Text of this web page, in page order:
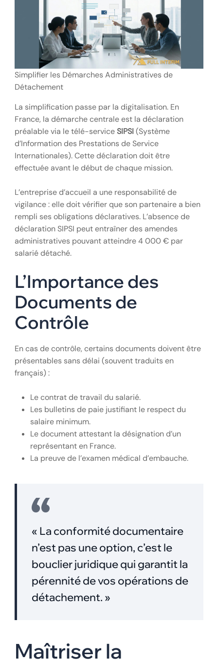
Simplifier les Démarches Administratives de
Détachement
La simplification passe par la digitalisation. En
France, la démarche centrale est la déclaration
préalable via le télé-serviceSIPSI(Système
d’Information des Prestations de Service
Internationales). Cette déclaration doit être
effectuée avant le début de chaque mission.
L’entreprise d’accueil a une responsabilité de
vigilance : elle doit vérifier que son partenaire a bien
rempli ses obligations déclaratives. L’absence de
déclaration SIPSI peut entraîner des amendes
administratives pouvant atteindre 4 000 € par
salarié détaché.
L’Importance des
Documents de
Contrôle
En cas de contrôle, certains documents doivent être
présentables sans délai (souvent traduits en
français) :
Le contrat de travail du salarié.
Les bulletins de paie justifiant le respect du
salaire minimum.
Le document attestant la désignation d’un
représentant en France.
La preuve de l’examen médical d’embauche.
« La conformité documentaire
n’est pas une option, c’est le
bouclier juridique qui garantit la
pérennité de vos opérations de
détachement. »
Maîtriser la